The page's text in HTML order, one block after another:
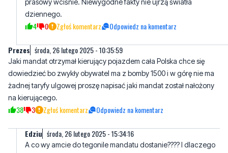
Prezes środa, 26 lutego 2025 - 10:35:59
Jaki mandat otrzymał kierujący pojazdem cała Polska chce się
żadnej taryfy ulgowej proszę napisać jaki mandat został nałożony
na kierującego.
38 3 Zgłoś komentarz Odpowiedz na komentarz
Edziu środa, 26 lutego 2025 - 15:34:16
A co wy amcie do tegonile mandatu dostanie???? I dlaczego
takie zdarzenia, wiec ciamajdy zastanowcie sie co piszecie.
1 8 Zgłoś komentarz Odpowiedz na komentarz